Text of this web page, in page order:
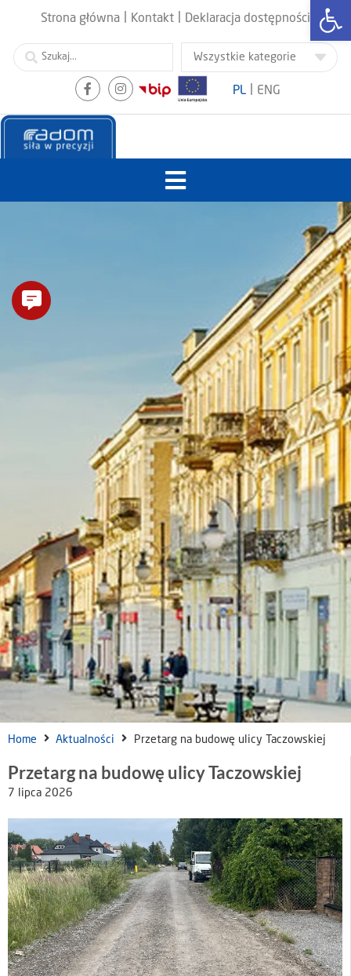
Strona główna Kontakt Deklaracja dostępności
PL ENG
Home Aktualności Przetarg na budowę ulicy Taczowskiej
Przetarg na budowę ulicy Taczowskiej
7 lipca 2026